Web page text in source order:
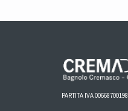
PARTITA IVA 00668700198